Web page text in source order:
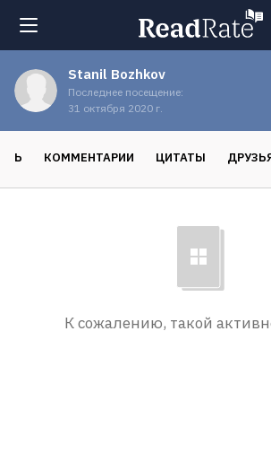
Поиск
Экранизации
Stanil Bozhkov
Последнее посещение:
31 октября 2020 г.
КОММЕНТАРИИ ЦИТАТЫ
К сожалению, такой